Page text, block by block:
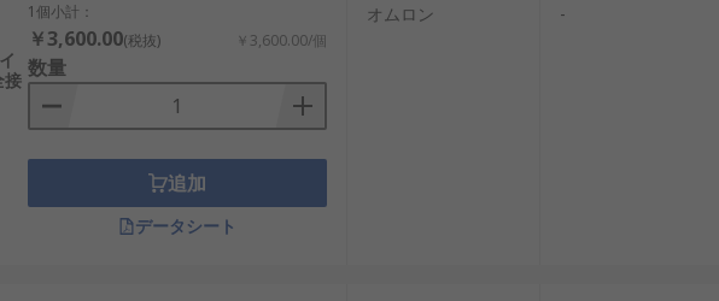
接
1個小計：
￥3,600.00(税抜) ￥3,600.00/個
数量
追加
データシート
オムロン -